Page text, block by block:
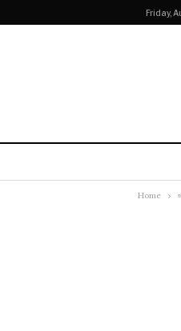
Friday,
Home